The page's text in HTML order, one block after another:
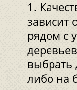
зависит
рядом с
выбрать
либо на